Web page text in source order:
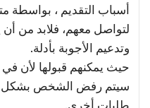
أسباب التقديم ، بواسطة
لتواصل معهم، فلابد من أن
وتدعيم الأجوبة بأدلة.
حيث يمكنهم قبولها لأن
سيتم رفض الشخص بشكل
طلبات أخرى.